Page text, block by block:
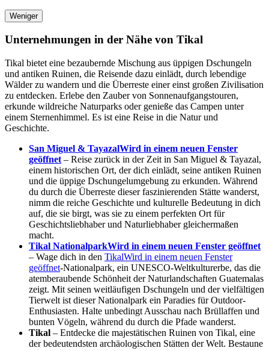
Weniger
Unternehmungen in der Nähe von Tikal
Tikal bietet eine bezaubernde Mischung aus üppigen Dschungeln
und antiken Ruinen, die Reisende dazu einlädt, durch lebendige
Wälder zu wandern und die Überreste einer einst großen Zivilisation
zu entdecken. Erlebe den Zauber von Sonnenaufgangstouren,
erkunde wildreiche Naturparks oder genieße das Campen unter
einem Sternenhimmel. Es ist eine Reise in die Natur und
Geschichte.
San Miguel & TayazalWird in einem neuen Fenster
geöffnet – Reise zurück in der Zeit in San Miguel & Tayazal,
einem historischen Ort, der dich einlädt, seine antiken Ruinen
und die üppige Dschungelumgebung zu erkunden. Während
du durch die Überreste dieser faszinierenden Stätte wanderst,
nimm die reiche Geschichte und kulturelle Bedeutung in dich
auf, die sie birgt, was sie zu einem perfekten Ort für
Geschichtsliebhaber und Naturliebhaber gleichermaßen
macht.
Tikal NationalparkWird in einem neuen Fenster geöffnet
– Wage dich in den TikalWird in einem neuen Fenster
geöffnet-Nationalpark, ein UNESCO-Weltkulturerbe, das die
atemberaubende Schönheit der Naturlandschaften Guatemalas
zeigt. Mit seinen weitläufigen Dschungeln und der vielfältigen
Tierwelt ist dieser Nationalpark ein Paradies für Outdoor-
Enthusiasten. Halte unbedingt Ausschau nach Brüllaffen und
bunten Vögeln, während du durch die Pfade wanderst.
Tikal – Entdecke die majestätischen Ruinen von Tikal, eine
der bedeutendsten archäologischen Stätten der Welt. Bestaune